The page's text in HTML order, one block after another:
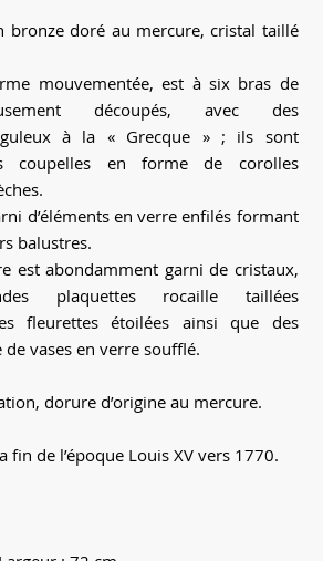
bronze doré au mercure, cristal taillé
mouvementée, est à six bras de
découpés, avec des
à la « Grecque » ; ils sont
coupelles en forme de corolles
d’éléments en verre enfilés formant
balustres.
est abondamment garni de cristaux,
plaquettes rocaille taillées
fleurettes étoilées ainsi que des
vases en verre soufflé.
dorure d’origine au mercure.
fin de l’époque Louis XV vers 1770.